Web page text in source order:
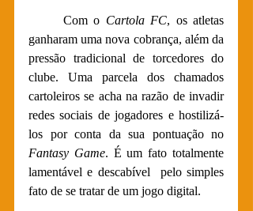
Com o Cartola FC, os atletas
ganharam uma nova cobrança, além da
pressão tradicional de torcedores do
clube. Uma parcela dos chamados
cartoleiros se acha na razão de invadir
redes sociais de jogadores e hostilizá-
Fantasy Game. É um fato totalmente
lamentável e descabível  pelo simples
fato de se tratar de um jogo digital.